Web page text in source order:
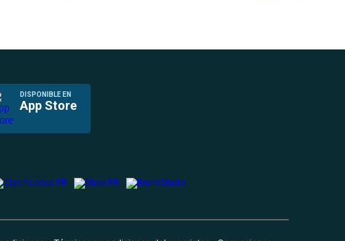
DISPONIBLE EN
App Store